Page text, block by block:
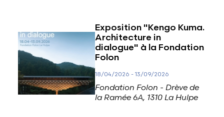
Exposition "Kengo Kuma.
Architecture in
dialogue" à la Fondation
Folon
18/04/2026 -13/09/2026
Fondation Folon - Drève de
la Ramée 6A, 1310 La Hulpe